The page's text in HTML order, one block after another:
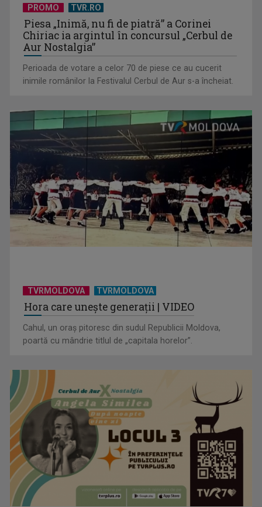
PROMO TVR.RO
Piesa „Inimă, nu fi de piatră” a Corinei
Chiriac ia argintul în concursul „Cerbul de
Aur Nostalgia”
Perioada de votare a celor 70 de piese ce au cucerit
inimile românilor la Festivalul Cerbul de Aur s-a încheiat.
TVRMOLDOVA TVRMOLDOVA
Hora care unește generații | VIDEO
Cahul, un oraș pitoresc din sudul Republicii Moldova,
poartă cu mândrie titlul de „capitala horelor”.